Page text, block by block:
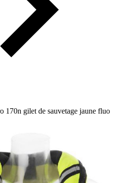
170n gilet de sauvetage jaune fluo